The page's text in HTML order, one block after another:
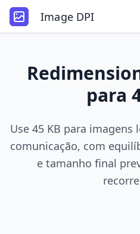
Image DPI
para
Use 45 KB para imagens
comunicação, com
e tamanho final